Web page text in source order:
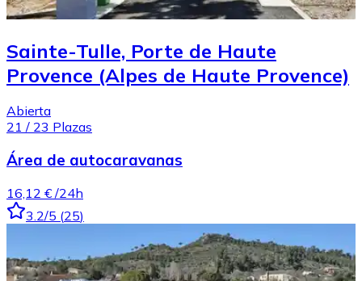
Sainte-Tulle, Porte de Haute
Provence (Alpes de Haute Provence)
Abierta
21 / 23 Plazas
Área de autocaravanas
16,12 € /24h
3.2/5 (25)